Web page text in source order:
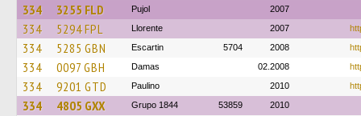
334 3255 FLD Pujol 2007
334 5294 FPL Llorente 2007
334 5285 GBN Escartin 5704 2008
334 0097 GBH Damas 02.2008
334 9201 GTD Paulino 2010
334 4805 GXX Grupo 1844 53859 2010